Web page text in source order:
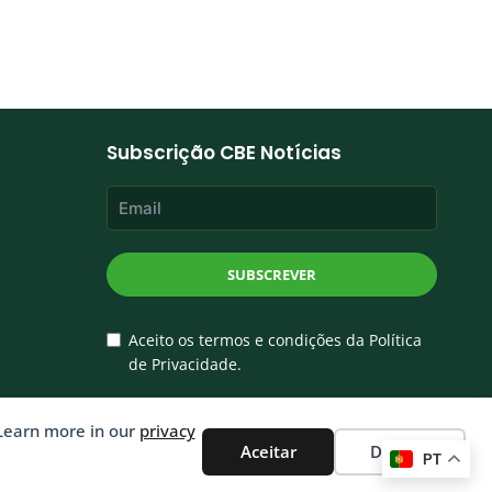
more in our privacy
Aceitar Decline
Subscrição CBE Notícias
SUBSCREVER
Aceito os termos e condições da Política
de Privacidade.
PT